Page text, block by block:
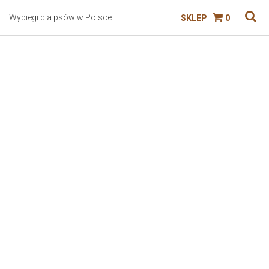
Wybiegi dla psów w Polsce SKLEP 0